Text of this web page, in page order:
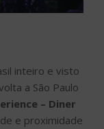
inteiro e visto
a São Paulo
– Diner
e proximidade